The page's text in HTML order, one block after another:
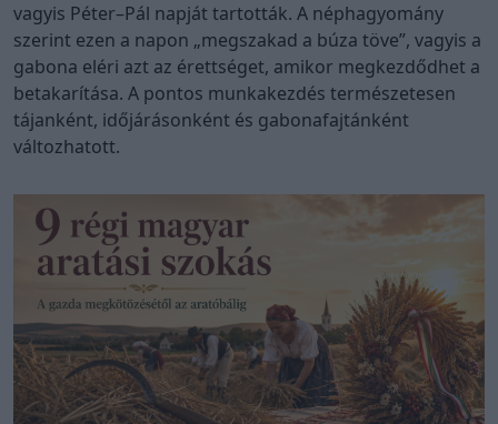
vagyis Péter–Pál napját tartották. A néphagyomány
szerint ezen a napon „megszakad a búza töve”, vagyis a
gabona eléri azt az érettséget, amikor megkezdődhet a
betakarítása. A pontos munkakezdés természetesen
tájanként, időjárásonként és gabonafajtánként
változhatott.